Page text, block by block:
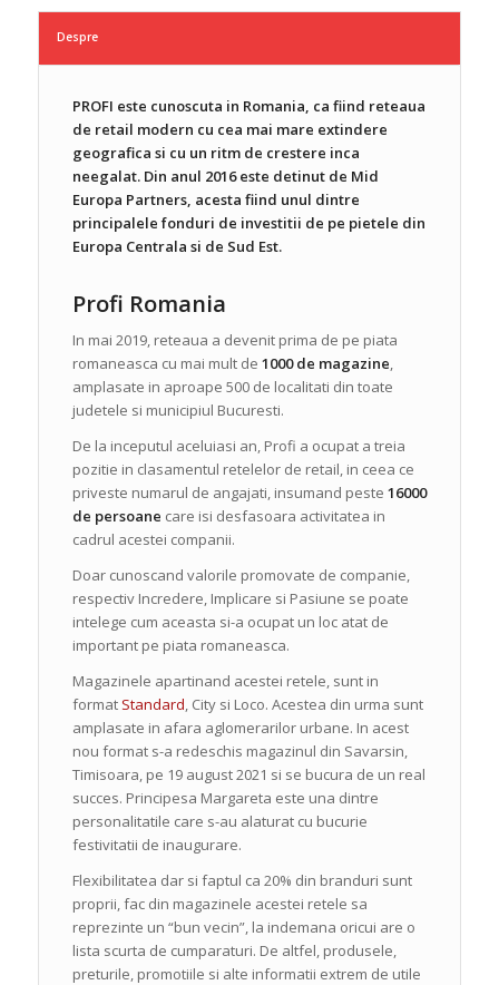
Despre
PROFI este cunoscuta in Romania, ca fiind reteaua
de retail modern cu cea mai mare extindere
geografica si cu un ritm de crestere inca
neegalat. Din anul 2016 este detinut de Mid
Europa Partners, acesta fiind unul dintre
principalele fonduri de investitii de pe pietele din
Europa Centrala si de Sud Est.
Profi Romania
In mai 2019, reteaua a devenit prima de pe piata
romaneasca cu mai mult de 1000 de magazine,
amplasate in aproape 500 de localitati din toate
judetele si municipiul Bucuresti.
De la inceputul aceluiasi an, Profi a ocupat a treia
pozitie in clasamentul retelelor de retail, in ceea ce
priveste numarul de angajati, insumand peste 16000
de persoane care isi desfasoara activitatea in
cadrul acestei companii.
Doar cunoscand valorile promovate de companie,
respectiv Incredere, Implicare si Pasiune se poate
intelege cum aceasta si-a ocupat un loc atat de
important pe piata romaneasca.
Magazinele apartinand acestei retele, sunt in
format Standard, City si Loco. Acestea din urma sunt
amplasate in afara aglomerarilor urbane. In acest
nou format s-a redeschis magazinul din Savarsin,
Timisoara, pe 19 august 2021 si se bucura de un real
succes. Principesa Margareta este una dintre
personalitatile care s-au alaturat cu bucurie
festivitatii de inaugurare.
Flexibilitatea dar si faptul ca 20% din branduri sunt
proprii, fac din magazinele acestei retele sa
reprezinte un “bun vecin”, la indemana oricui are o
lista scurta de cumparaturi. De altfel, produsele,
preturile, promotiile si alte informatii extrem de utile